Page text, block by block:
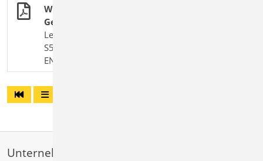
Winkelstützwände zur Überbrückung von
Geländesprüngen
Leistungsbeschreibung des BauStatik-Moduls
S530.de Stahlbeton-Winkelstützwand – EC 7, DIN
EN 1997-1:2014-03
Unternehmen